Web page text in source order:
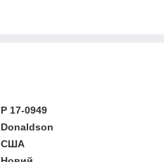
P 17-0949
Donaldson
США